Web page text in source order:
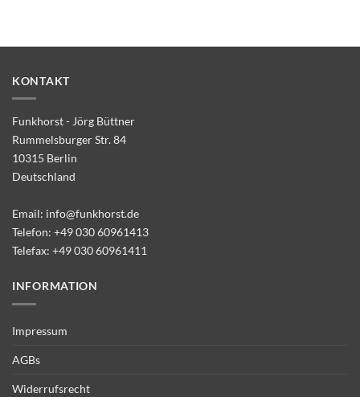
KONTAKT
Funkhorst - Jörg Büttner
Rummelsburger Str. 84
10315 Berlin
Deutschland
Email: info@funkhorst.de
Telefon: +49 030 60961413
Telefax: +49 030 60961411
INFORMATION
Impressum
AGBs
Widerrufsrecht